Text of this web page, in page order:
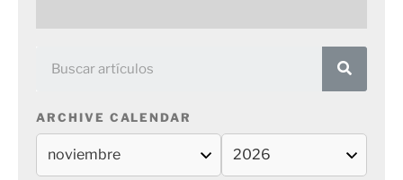
ARCHIVE CALENDAR